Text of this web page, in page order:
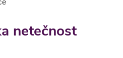
netečnost